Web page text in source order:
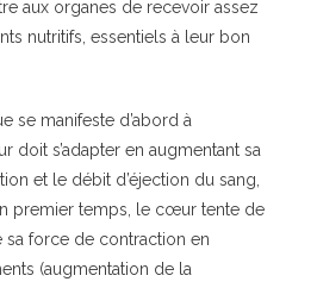
aux organes de recevoir assez
nutritifs, essentiels à leur bon
se manifeste d’abord à
doit s’adapter en augmentant sa
et le débit d’éjection du sang,
premier temps, le cœur tente de
sa force de contraction en
(augmentation de la